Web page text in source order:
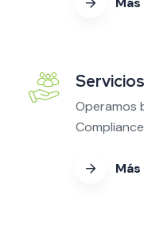
Operamos